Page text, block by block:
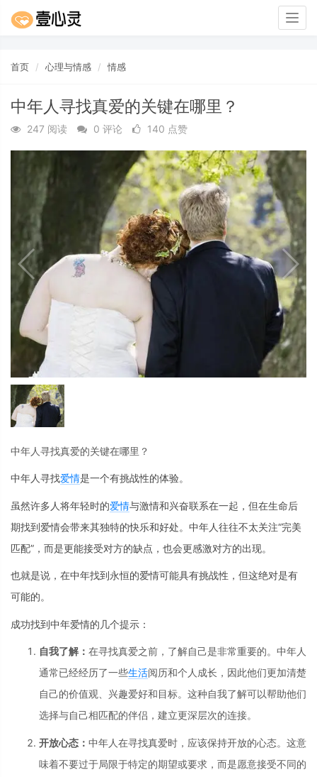
首页 心理与情感 情感
中年人寻找真爱的关键在哪里？
247 阅读 0 评论 140 点赞
中年人寻找真爱的关键在哪里？
中年人寻找爱情是一个有挑战性的体验。
虽然许多人将年轻时的爱情与激情和兴奋联系在一起，但在生命后
期找到爱情会带来其独特的快乐和好处。中年人往往不太关注“完美
匹配”，而是更能接受对方的缺点，也会更感激对方的出现。
也就是说，在中年找到永恒的爱情可能具有挑战性，但这绝对是有
可能的。
成功找到中年爱情的几个提示：
自我了解： 在寻找真爱之前，了解自己是非常重要的。中年人
通常已经经历了一些生活阅历和个人成长，因此他们更加清楚
自己的价值观、兴趣爱好和目标。这种自我了解可以帮助他们
选择与自己相匹配的伴侣，建立更深层次的连接。
开放心态： 中年人在寻找真爱时，应该保持开放的心态。这意
味着不要过于局限于特定的期望或要求，而是愿意接受不同的